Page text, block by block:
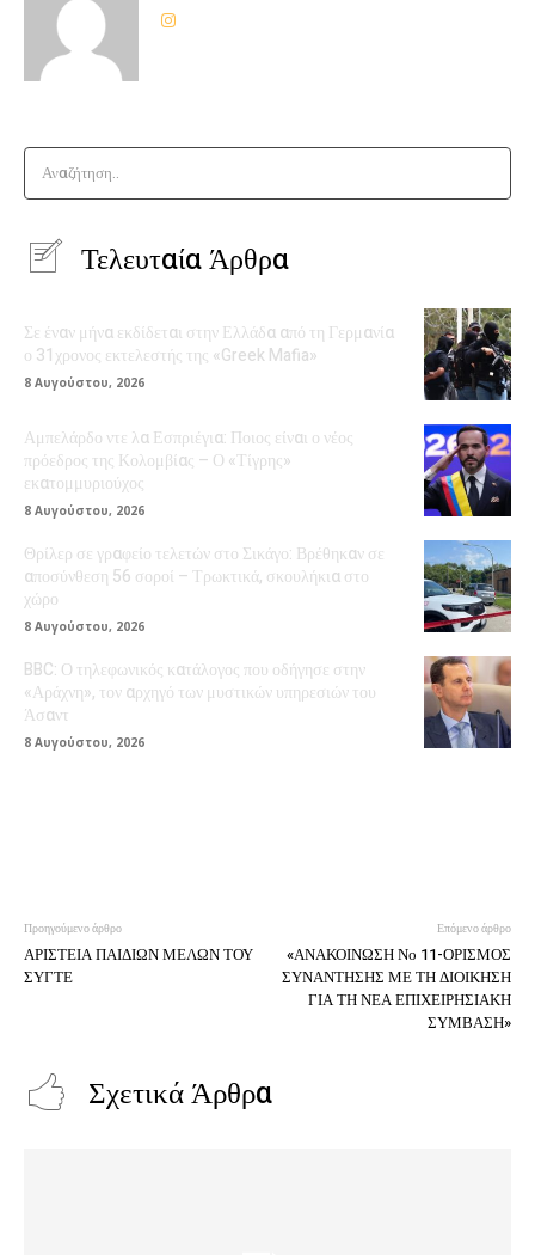
Αναζήτηση..
Τελευταία Άρθρα
Σε έναν μήνα εκδίδεται στην Ελλάδα από τη Γερμανία
ο 31χρονος εκτελεστής της «Greek Mafia»
8 Αυγούστου, 2026
Αμπελάρδο ντε λα Εσπριέγια: Ποιος είναι ο νέος
πρόεδρος της Κολομβίας – Ο «Τίγρης»
εκατομμυριούχος
8 Αυγούστου, 2026
Θρίλερ σε γραφείο τελετών στο Σικάγο: Βρέθηκαν σε
αποσύνθεση 56 σοροί – Τρωκτικά, σκουλήκια στο
χώρο
8 Αυγούστου, 2026
BBC: Ο τηλεφωνικός κατάλογος που οδήγησε στην
«Αράχνη», τον αρχηγό των μυστικών υπηρεσιών του
Άσαντ
8 Αυγούστου, 2026
Προηγούμενο άρθρο
ΑΡΙΣΤΕΙΑ ΠΑΙΔΙΩΝ ΜΕΛΩΝ ΤΟΥ
ΣΥΓΤΕ
Επόμενο άρθρο
«ΑΝΑΚΟΙΝΩΣΗ Νο 11-ΟΡΙΣΜΟΣ
ΣΥΝΑΝΤΗΣΗΣ ΜΕ ΤΗ ΔΙΟΙΚΗΣΗ
ΓΙΑ ΤΗ ΝΕΑ ΕΠΙΧΕΙΡΗΣΙΑΚΗ
ΣΥΜΒΑΣΗ»
Σχετικά Άρθρα